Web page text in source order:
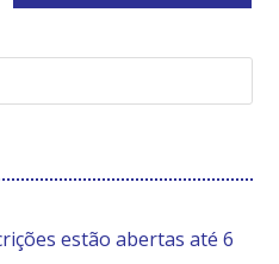
estão abertas até 6